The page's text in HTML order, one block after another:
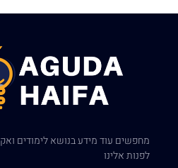
מחפשים עוד מידע בנושא לימודים
לפנות אלינו